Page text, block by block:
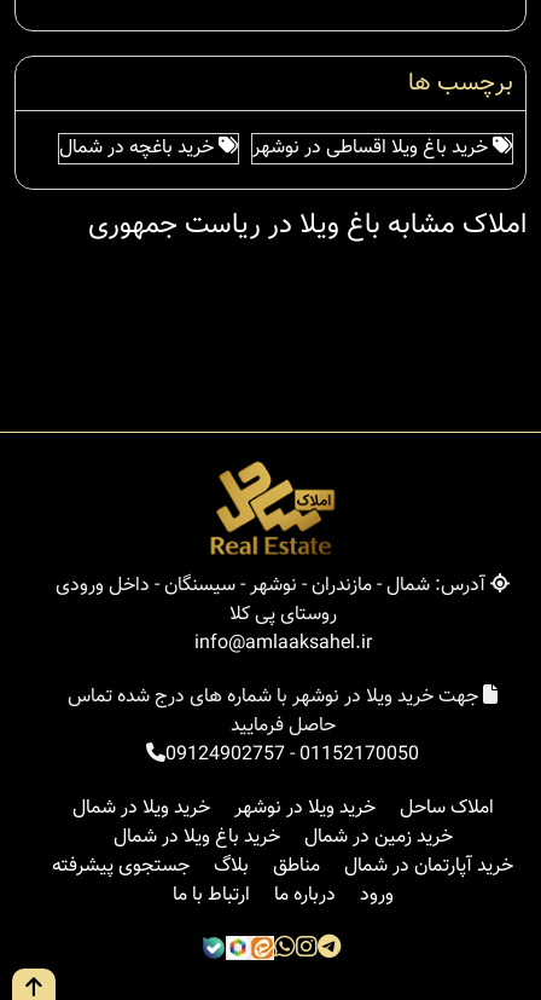
برچسب ها
خرید باغ ویلا اقساطی در نوشهر خرید باغچه در شمال
املاک مشابه باغ ویلا در ریاست جمهوری
آدرس: شمال - مازندران - نوشهر - سیسنگان - داخل ورودی
روستای پی کلا
info@amlaaksahel.ir
جهت خرید ویلا در نوشهر با شماره های درج شده تماس
حاصل فرمایید
01152170050
-
09124902757
املاک ساحل
خرید ویلا در نوشهر
خرید ویلا در شمال
خرید زمین در شمال
خرید باغ ویلا در شمال
خرید آپارتمان در شمال
مناطق بلاگ
جستجوی پیشرفته
ورود
درباره ما ارتباط با ما